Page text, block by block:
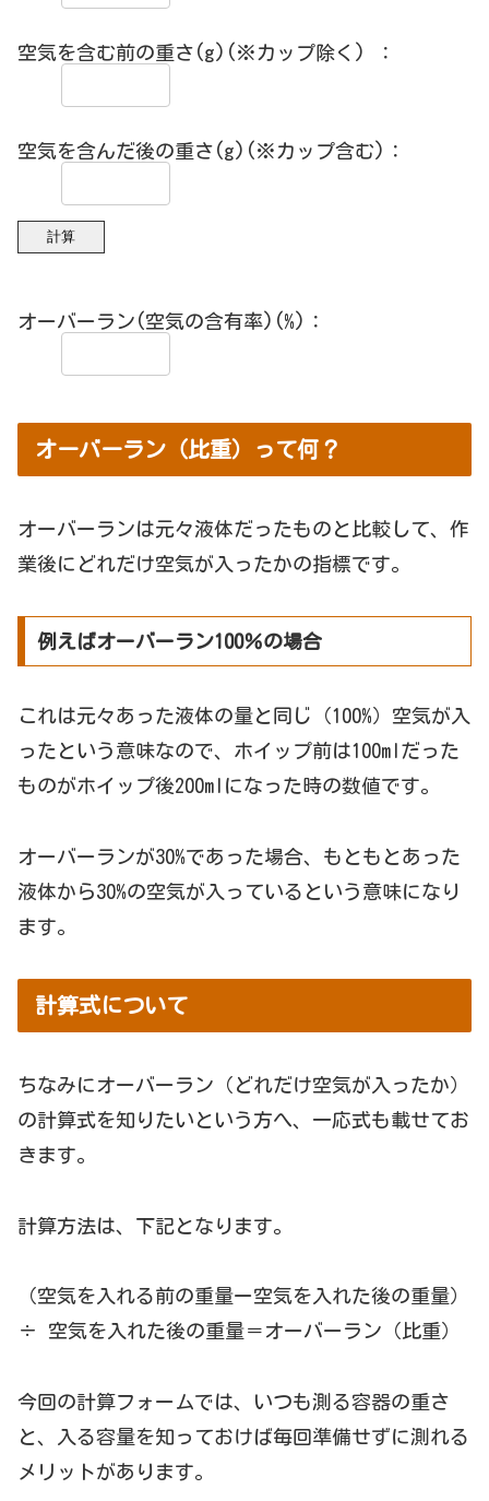
空気を含む前の重さ(g)(※カップ除く) ：
空気を含んだ後の重さ(g)(※カップ含む)：
オーバーラン(空気の含有率)(%)：
オーバーラン（比重）って何？
オーバーランは元々液体だったものと比較して、作
業後にどれだけ空気が入ったかの指標です。
例えばオーバーラン100％の場合
これは元々あった液体の量と同じ（100%）空気が入
ったという意味なので、ホイップ前は100mlだった
ものがホイップ後200mlになった時の数値です。
オーバーランが30%であった場合、もともとあった
液体から30%の空気が入っているという意味になり
ます。
計算式について
ちなみにオーバーラン（どれだけ空気が入ったか）
の計算式を知りたいという方へ、一応式も載せてお
きます。
計算方法は、下記となります。
（空気を入れる前の重量ー空気を入れた後の重量）
÷ 空気を入れた後の重量＝オーバーラン（比重）
今回の計算フォームでは、いつも測る容器の重さ
と、入る容量を知っておけば毎回準備せずに測れる
メリットがあります。